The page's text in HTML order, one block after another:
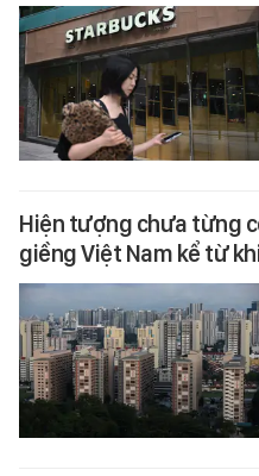
Hiện tượng chưa từng
giềng Việt Nam kể từ